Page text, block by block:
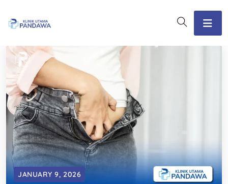
JANUARY 9, 2026